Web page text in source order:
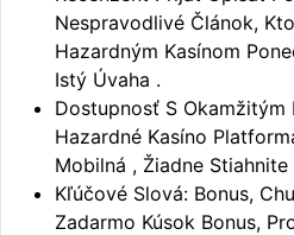
Nespravodlivé Článok,
Hazardným Kasínom
Istý Úvaha .
Dostupnosť S Okamžitým
Hazardné Kasíno
Mobilná , Žiadne
Kľúčové Slová: Bonus,
Zadarmo Kúsok Bonus,